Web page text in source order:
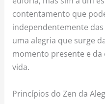
contentamento que
independentemente
uma alegria que surge
momento presente e da
vida.
Princípios do Zen da